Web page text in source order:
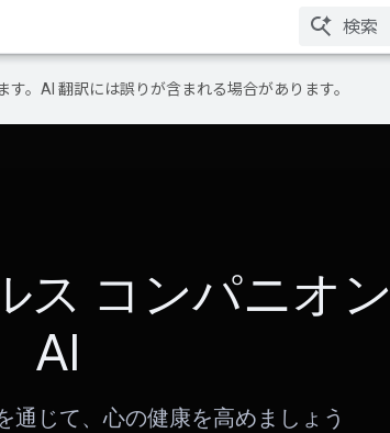
。AI 翻訳には誤りが含まれる場合があります。
ス コンパニオン
AI
通じて、心の健康を高めましょう